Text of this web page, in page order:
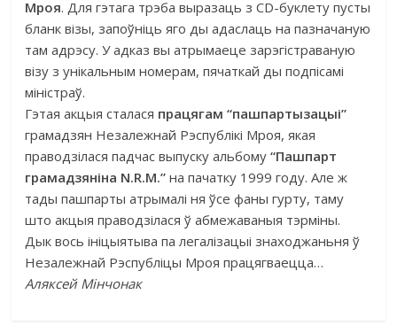
Мроя. Для гэтага трэба выразаць з CD-буклету пусты
бланк візы, запоўніць яго ды адаслаць на пазначаную
там адрэсу. У адказ вы атрымаеце зарэгістраваную
візу з унікальным номерам, пячаткай ды подпісамі
міністраў.
Гэтая акцыя сталася працягам “пашпартызацыі”
грамадзян Незалежнай Рэспублікі Мроя, якая
праводзілася падчас выпуску альбому“Пашпарт
грамадзяніна N.R.M.” на пачатку 1999 году. Але ж
тады пашпарты атрымалі ня ўсе фаны гурту, таму
што акцыя праводзілася ў абмежаваныя тэрміны.
Дык вось ініцыятыва па легалізацыі знаходжаньня ў
Незалежнай Рэспубліцы Мроя працягваецца…
Аляксей Мінчонак